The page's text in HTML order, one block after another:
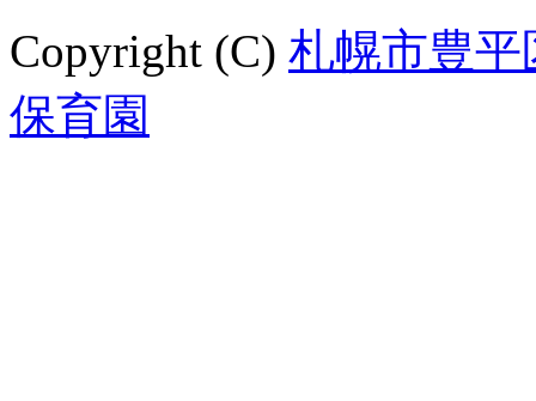
Copyright (C) 札幌市豊
保育園